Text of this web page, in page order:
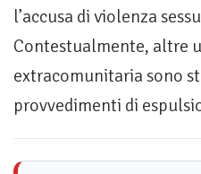
l’accusa di violenza
Contestualmente, altre
extracomunitaria sono
provvedimenti di